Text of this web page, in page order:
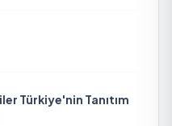
Türkiye'nin Tanıtım